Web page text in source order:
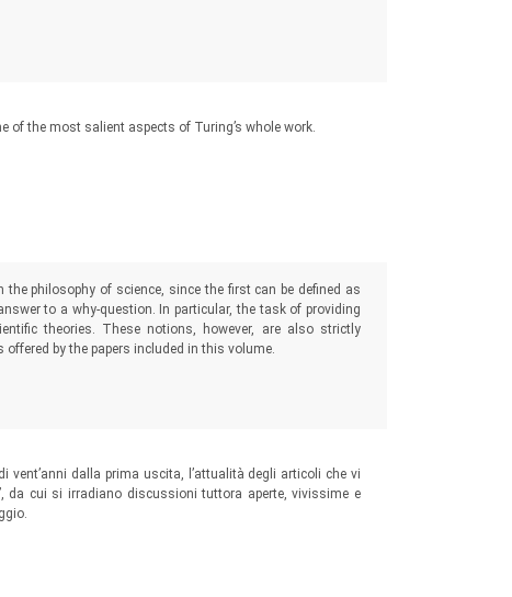
of the most salient aspects of Turing’s whole work.
philosophy of science, since the first can be defined as
to a why-question. In particular, the task of providing
theories. These notions, however, are also strictly
by the papers included in this volume.
dalla prima uscita, l’attualità degli articoli che vi
da cui si irradiano discussioni tuttora aperte, vivissime e